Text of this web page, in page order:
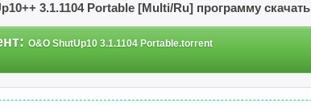
3.1.1104 Portable [Multi/Ru] программу
: O&O ShutUp10 3.1.1104 Portable.torrent